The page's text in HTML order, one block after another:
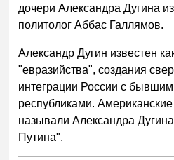
дочери Александра Дугина
политолог Аббас Галлямов.
Александр Дугин известен
"евразийства", создания
интеграции России с
республиками.
называли Александра
Путина".